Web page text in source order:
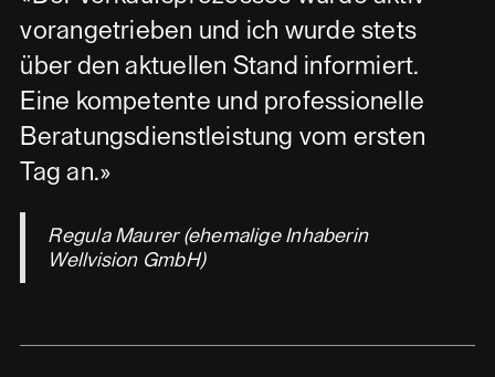
vorangetrieben und ich wurde stets
über den aktuellen Stand informiert.
Eine kompetente und professionelle
Beratungsdienstleistung vom ersten
Tag an.»
Regula Maurer (ehemalige Inhaberin
Wellvision GmbH)